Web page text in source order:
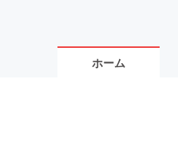
ホーム